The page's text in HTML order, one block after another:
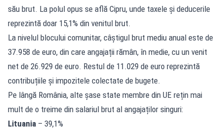
său brut. La polul opus se află Cipru, unde taxele și deducerile
reprezintă doar 15,1% din venitul brut.
La nivelul blocului comunitar, câștigul brut mediu anual este de
37.958 de euro, din care angajații rămân, în medie, cu un venit
net de 26.929 de euro. Restul de 11.029 de euro reprezintă
contribuțiile și impozitele colectate de bugete.
Pe lângă România, alte șase state membre din UE rețin mai
mult de o treime din salariul brut al angajaților singuri:
Lituania – 39,1%